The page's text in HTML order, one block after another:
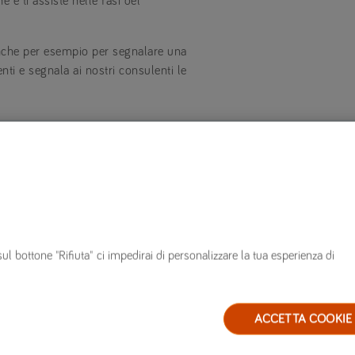
per esempio per segnalare una
e segnala ai nostri consulenti le
Glossario
bottone "Rifiuta" ci impedirai di personalizzare la tua esperienza di
ACCETTA COOKIE